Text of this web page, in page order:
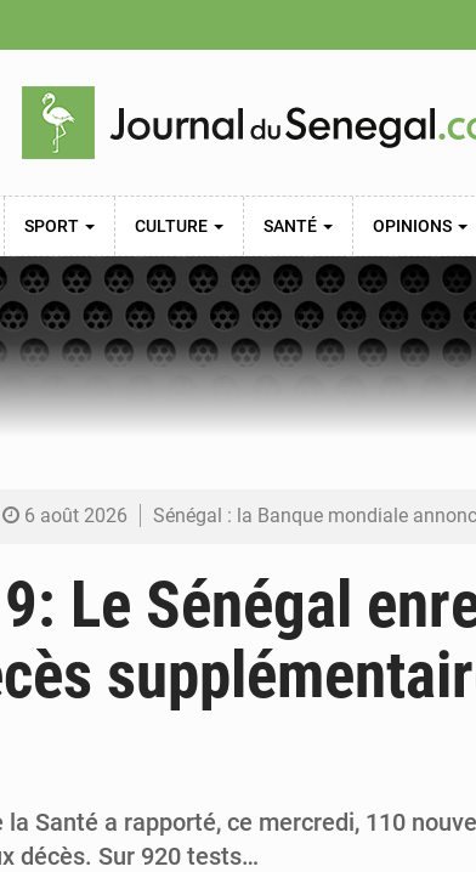
SPORT CULTURE SANTÉ OPINIONS
6 août 2026 Sénégal : la Banque mondiale annonce un financement de 340 milliards
5 août 2026 Sénégal : les subventions à l’énergie bondissent à 729 milliards FCFA
5 août 2026 Sénégal : le niveau du fleuve Sénégal poursuit sa montée à
Le Sénégal
Santé a rapporté, ce mercredi, 110
décès. Sur 920 tests…